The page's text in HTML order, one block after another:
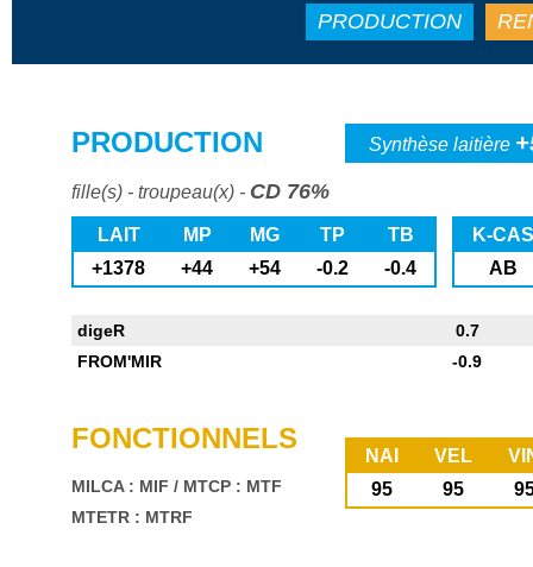
PRODUCTION
PRODUCTION Synthèse laitière
fille(s) - troupeau(x) - CD 76%
LAIT MP MG TP
TB
+1378
+44 +54 -0.2 -0.4
K-CAS
AB
digeR
0.7
FROM'MIR
-0.9
FONCTIONNELS
MILCA : MIF / MTCP : MTF
MTETR : MTRF
NAI VEL
95
95